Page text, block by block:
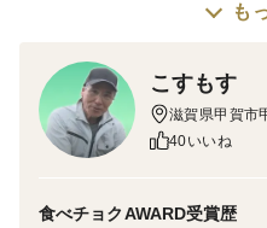
栽培期間中、農薬不使用、
薄皮は、ある程度剥いてあ
も
こすもす
滋賀県甲賀市
40いいね
食べチョクAWARD受賞歴